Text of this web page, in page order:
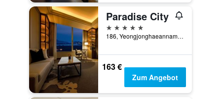
Paradise City
5 Sterne
186, Yeongjonghaeannam-ro 321beon-gil, Incheon, Südkorea
163 €
Zum Angebot